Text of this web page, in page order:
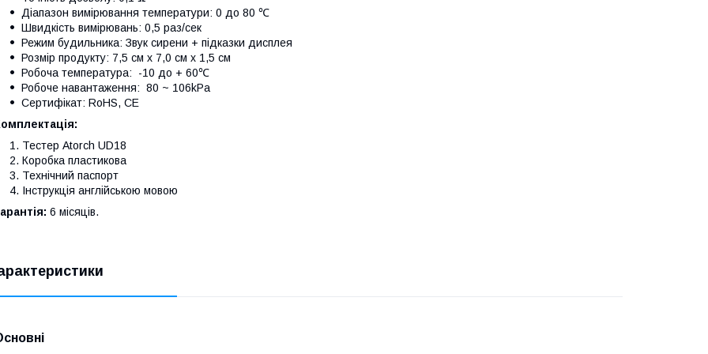
Діапазон вимірювання температури: 0 до 80 ℃
Швидкість вимірювань: 0,5 раз/сек
Режим будильника: Звук сирени + підказки дисплея
Розмір продукту: 7,5 см х 7,0 см х 1,5 см
Робоча температура: -10 до + 60℃
Робоче навантаження: 80 ~ 106kPa
Сертифікат: RoHS, CE
Тестер Atorch UD18
Коробка пластикова
Технічний паспорт
Інструкція англійською мовою
6 місяців.